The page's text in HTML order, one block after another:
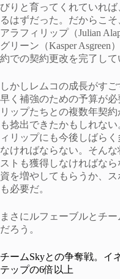
びりと育ってくれていれ
るはずだった。だからこ
アラフィリップ（Julian
グリーン（Kasper Asgreen
約での契約更改を完了して
しかしレムコの成長がす
早く補強のための予算が
リップたちとの複数年契
も捻出できたかもしれな
ィリップにも今後しばら
なければならない。そん
ストも獲得しなければな
資を増やしてもらうか、
も必要だ。
まさにルフェーブルとチ
だろう。
チームSkyとの争奪戦。イ
テップの6倍以上